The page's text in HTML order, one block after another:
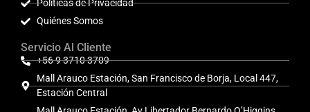
Políticas de Privacidad
Quiénes Somos
Servicio Al Cliente
+56 9 3710 3709
Mall Arauco Estación, San Francisco de Borja, Local 447,
Estación Central